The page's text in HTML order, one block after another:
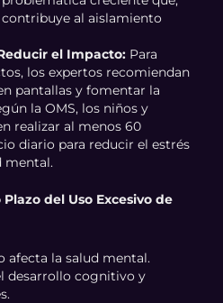
contribuye al aislamiento
el Impacto: Para
los expertos recomiendan
pantallas y fomentar la
la OMS, los niños y
realizar al menos 60
diario para reducir el estrés
mental.
del Uso Excesivo de
afecta la salud mental.
desarrollo cognitivo y